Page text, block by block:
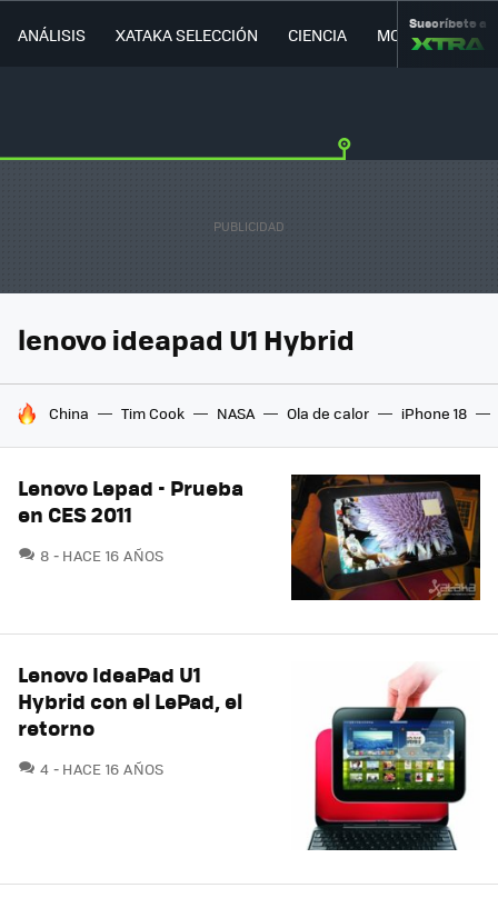
ANÁLISIS XATAKA SELECCIÓN CIENCIA MOVILIDAD
Suscríbete a
lenovo ideapad U1 Hybrid
HOY SE HABLA DE
China Tim Cook NASA Ola de calor iPhone 18
Lenovo Lepad - Prueba
en CES 2011
8 COMENTARIOS
HACE 16 AÑOS
Lenovo IdeaPad U1
Hybrid con el LePad, el
retorno
4 COMENTARIOS
HACE 16 AÑOS